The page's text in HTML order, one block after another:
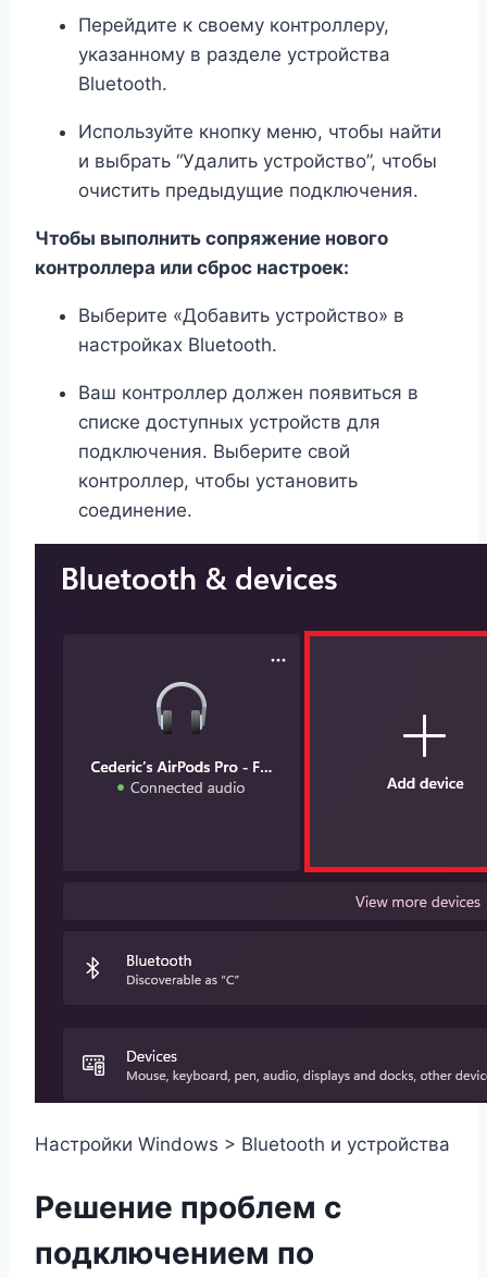
Перейдите к своему контроллеру,
указанному в разделе устройства
Bluetooth.
Используйте кнопку меню, чтобы найти
и выбрать “Удалить устройство”, чтобы
очистить предыдущие подключения.
Чтобы выполнить сопряжение нового
контроллера или сброс настроек:
Выберите «Добавить устройство» в
настройках Bluetooth.
Ваш контроллер должен появиться в
списке доступных устройств для
подключения. Выберите свой
контроллер, чтобы установить
соединение.
Настройки Windows > Bluetooth и устройства
Решение проблем с
подключением по